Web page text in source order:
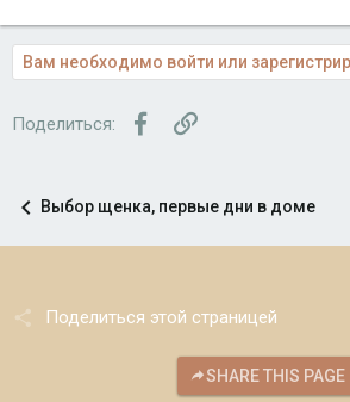
Вам необходимо войти или
Поделиться: FacebookСсылка
Выбор щенка, первые дни в доме
Поделиться этой страницей
SHARE THIS PAGE